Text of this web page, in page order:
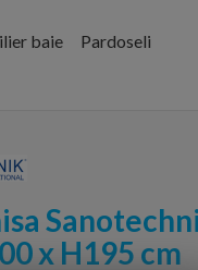
baie Pardoseli
x H195 cm